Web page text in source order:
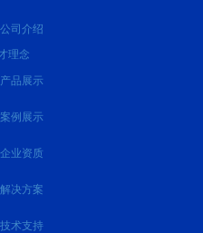
公司介绍
理念
产品展示
案例展示
企业资质
解决方案
技术支持